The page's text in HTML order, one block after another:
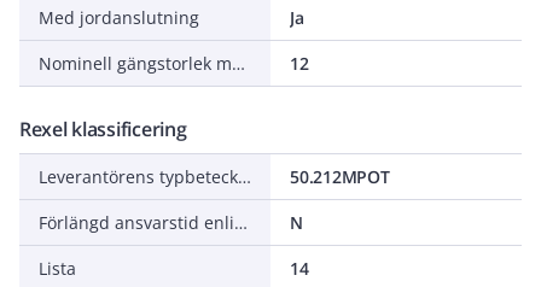
Med jordanslutning
Ja
Nominell gängstorlek metrisk/PG
12
Rexel klassificering
Leverantörens typbeteckning
50.212MPOT
Förlängd ansvarstid enligt ALEM-09
N
Lista
14